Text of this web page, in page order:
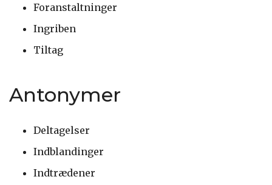
Foranstaltninger
Ingriben
Tiltag
Antonymer
Deltagelser
Indblandinger
Indtrædener